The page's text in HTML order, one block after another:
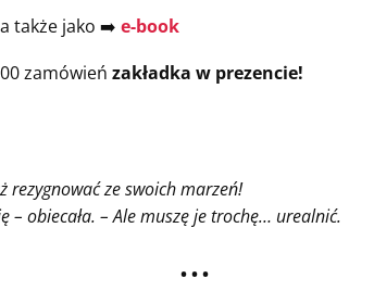
także jako ➡️ e-book
zamówień zakładka w prezencie!
rezygnować ze swoich marzeń!
– obiecała. – Ale muszę je trochę… urealnić.
• • •